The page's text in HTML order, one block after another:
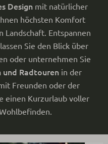
Design mit natürlicher
höchsten Komfort
Entspannen
Sie den Blick über
oder unternehmen Sie
und Radtouren in der
Freunden oder der
einen Kurzurlaub voller